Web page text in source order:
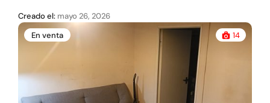
Creado el: mayo 26, 2026
En venta
14